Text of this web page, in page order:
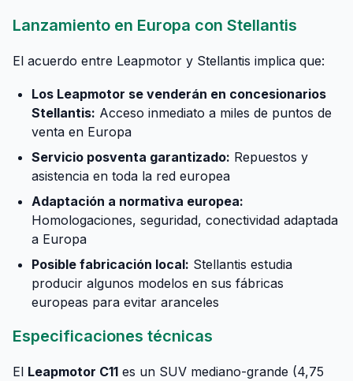
Lanzamiento en Europa con Stellantis
El acuerdo entre Leapmotor y Stellantis implica que:
Los Leapmotor se venderán en concesionarios
Stellantis: Acceso inmediato a miles de puntos de
venta en Europa
Servicio posventa garantizado: Repuestos y
asistencia en toda la red europea
Adaptación a normativa europea:
Homologaciones, seguridad, conectividad adaptada
a Europa
Posible fabricación local: Stellantis estudia
producir algunos modelos en sus fábricas
europeas para evitar aranceles
Especificaciones técnicas
El Leapmotor C11 es un SUV mediano-grande (4,75